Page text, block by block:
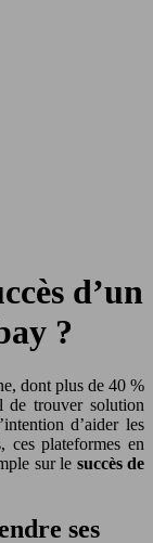
d’un
?
dont plus de 40 %
de trouver solution
d’aider les
ces plateformes en
sur le succès de
ses